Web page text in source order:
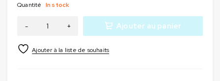
Quantité In stock
Ajouter au panier